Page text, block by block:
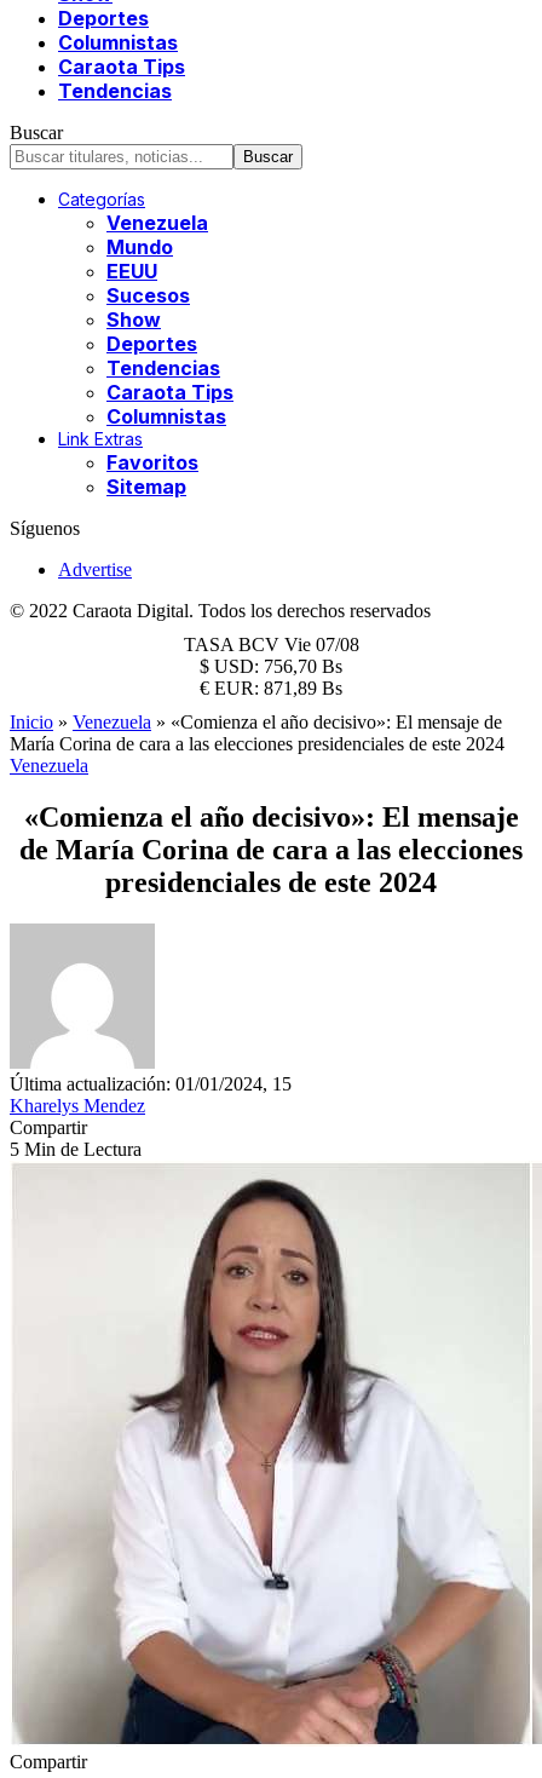
Deportes
Columnistas
Caraota Tips
Tendencias
Buscar
Categorías
Venezuela
Mundo
EEUU
Sucesos
Show
Deportes
Tendencias
Caraota Tips
Columnistas
Link Extras
Favoritos
Sitemap
Síguenos
Advertise
© 2022 Caraota Digital. Todos los derechos reservados
TASA BCV Vie 07/08
$ USD: 756,70 Bs
€ EUR: 871,89 Bs
Inicio » Venezuela » «Comienza el año decisivo»: El mensaje de
María Corina de cara a las elecciones presidenciales de este 2024
Venezuela
«Comienza el año decisivo»: El mensaje
de María Corina de cara a las elecciones
presidenciales de este 2024
Última actualización: 01/01/2024, 15
Kharelys Mendez
Compartir
5 Min de Lectura
Compartir